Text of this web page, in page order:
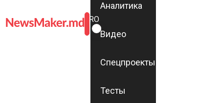
ROMÂNĂ
RU
Аналитика
Видео
Спецпроекты
Тесты